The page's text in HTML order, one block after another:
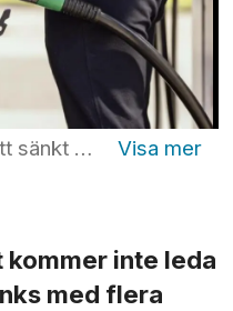
Foto: Beate Oma Dahle/NTB/TT
inte leda
med flera